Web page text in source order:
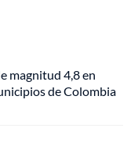
magnitud 4,8 en
de Colombia